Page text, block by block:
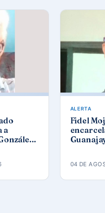
a
ALERTA
Fidel
04 DE